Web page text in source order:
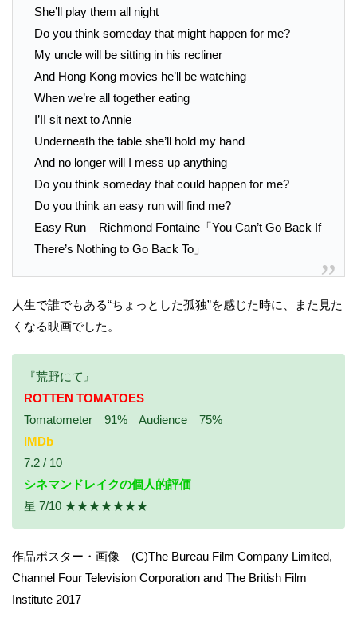
She’ll play them all night
Do you think someday that might happen for me?
My uncle will be sitting in his recliner
And Hong Kong movies he’ll be watching
When we’re all together eating
I’II sit next to Annie
Underneath the table she’ll hold my hand
And no longer will I mess up anything
Do you think someday that could happen for me?
Do you think an easy run will find me?
Easy Run – Richmond Fontaine「You Can’t Go Back If
There’s Nothing to Go Back To」
人生で誰でもある“ちょっとした孤独”を感じた時に、また見た
くなる映画でした。
『荒野にて』
ROTTEN TOMATOES
Tomatometer 91% Audience 75%
IMDb
7.2 / 10
シネマンドレイクの個人的評価
星 7/10 ★★★★★★★
作品ポスター・画像 (C)The Bureau Film Company Limited,
Channel Four Television Corporation and The British Film
Institute 2017